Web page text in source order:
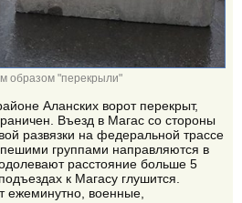
образом "перекрыли"
Аланских ворот перекрыт,
Въезд в Магас со стороны
развязки на федеральной трассе
группами направляются в
расстояние больше 5
к Магасу глушится.
ежеминутно, военные,